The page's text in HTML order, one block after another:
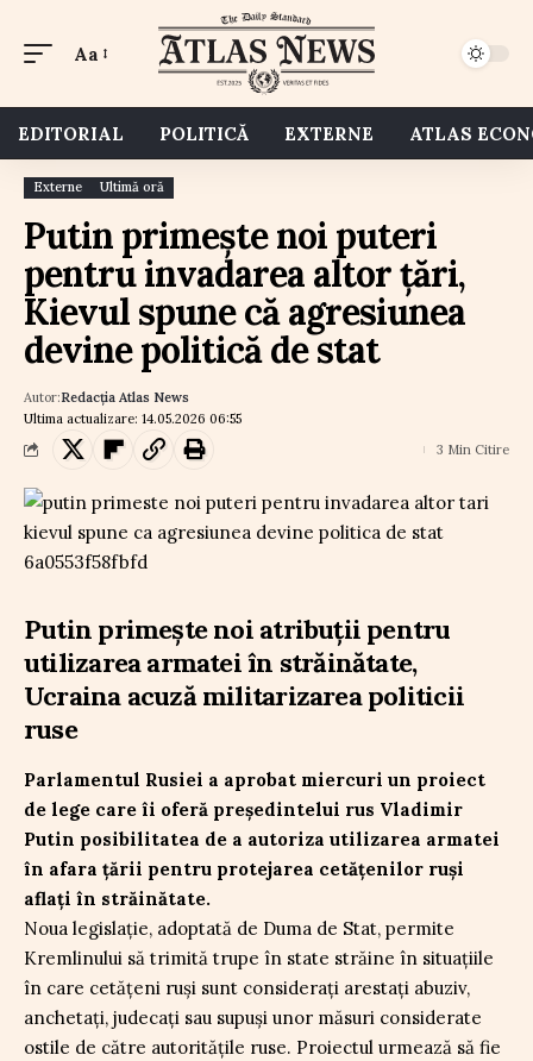
Aa
EDITORIAL POLITICĂ EXTERNE ATLAS
Externe Ultimă oră
Putin primește noi puteri
pentru invadarea altor țări,
Kievul spune că agresiunea
devine politică de stat
Ultima actualizare: 14.05.2026 06:55
Autor:Redacția Atlas News
3 Min Citire
Putin primește noi atribuții pentru
utilizarea armatei în străinătate,
Ucraina acuză militarizarea politicii
ruse
Parlamentul Rusiei a aprobat miercuri un proiect
de lege care îi oferă președintelui rus Vladimir
Putin posibilitatea de a autoriza utilizarea armatei
în afara țării pentru protejarea cetățenilor ruși
aflați în străinătate.
Noua legislație, adoptată de Duma de Stat, permite
Kremlinului să trimită trupe în state străine în situațiile
în care cetățeni ruși sunt considerați arestați abuziv,
anchetați, judecați sau supuși unor măsuri considerate
ostile de către autoritățile ruse. Proiectul urmează să fie